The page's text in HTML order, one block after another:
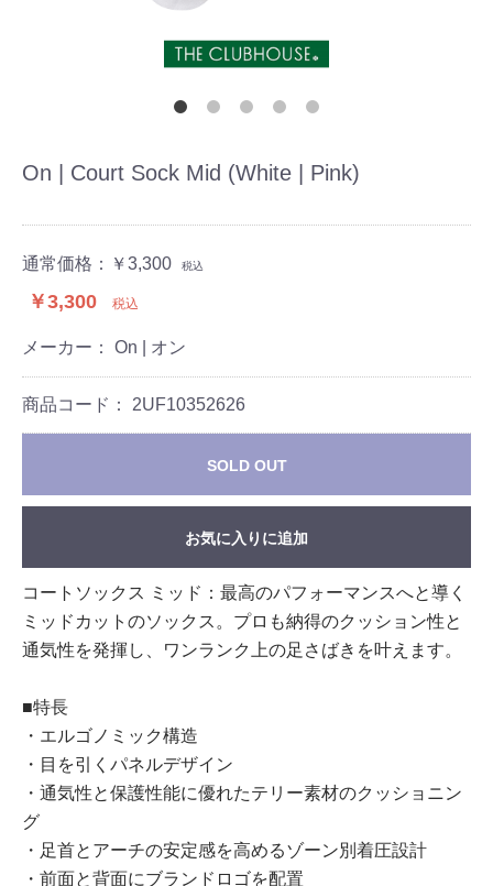
On | Court Sock Mid (White | Pink)
通常価格： ￥3,300 税込
￥3,300 税込
メーカー： On | オン
商品コード： 2UF10352626
SOLD OUT
お気に入りに追加
コートソックス ミッド：​最高の​パフォーマンスへと​導く​
ミッドカットの​ソックス。​プロも​納得の​クッション性と​
通気性を​発揮し、​ワンランク上の​足さばきを​叶えます。
■特長
・エルゴノミック構造
・目を引くパネルデザイン
・通気性と保護性能に優れたテリー素材のクッショニン
グ
・足首とアーチの安定感を高めるゾーン別着圧設計
・前面と背面にブランドロゴを配置